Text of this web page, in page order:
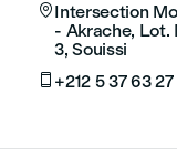
Intersection
- Akrache, Lot.
3, Souissi
 +212 5 37 63 27